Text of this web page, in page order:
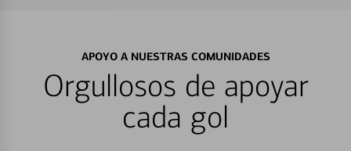
APOYO A NUESTRAS COMUNIDADES
Orgullosos de apoyar
cada gol